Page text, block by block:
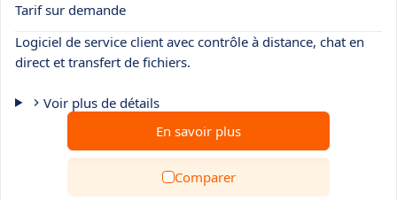
Tarif sur demande
Logiciel de service client avec contrôle à distance, chat en
direct et transfert de fichiers.
Voir plus de détails
En savoir plus
Comparer